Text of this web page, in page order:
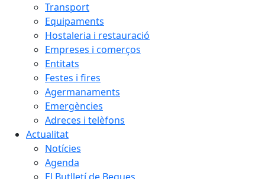
Transport
Equipaments
Hostaleria i restauració
Empreses i comerços
Entitats
Festes i fires
Agermanaments
Emergències
Adreces i telèfons
Actualitat
Notícies
Agenda